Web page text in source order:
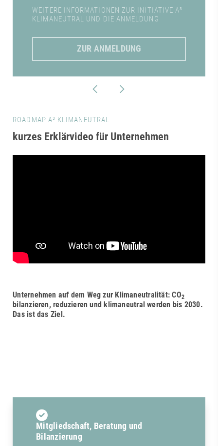
WEITERE INFORMATIONEN ZUR INITIATIVE A³
KLIMANEUTRAL UND DIE ANMELDUNG
ZUR ANMELDUNG
ROADMAP A³ KLIMANEUTRAL
kurzes Erklärvideo für Unternehmen
Unternehmen auf dem Weg zur Klimaneutralität: CO2
bilanzieren, reduzieren und klimaneutral werden bis 2030.
Das ist das Ziel.
Mitgliedschaft, Beratung und
Bilanzierung